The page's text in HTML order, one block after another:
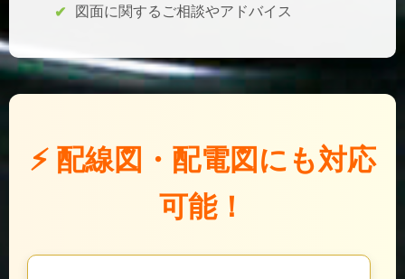
図面に関するご相談やアドバイス
⚡ 配線図・配電図にも対応
可能！